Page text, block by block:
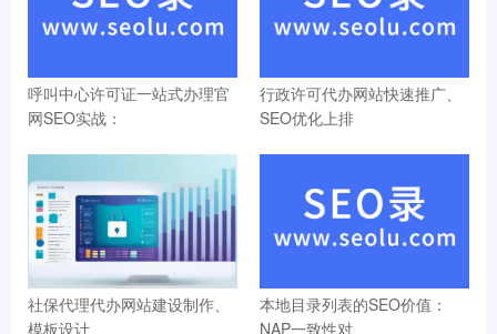
呼叫中心许可证一站式办理官
网SEO实战：
行政许可代办网站快速推广、
SEO优化上排
社保代理代办网站建设制作、
模板设计
本地目录列表的SEO价值：
NAP一致性对